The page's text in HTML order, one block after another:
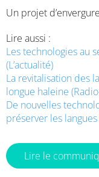
Un projet
Lire aussi :
Les technologies au
(L’actualité)
La revitalisation des
longue haleine
De nouvelles
préserver les
Lire le